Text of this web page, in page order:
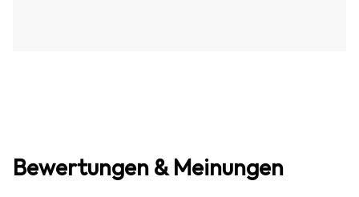
Bewertungen & Meinungen